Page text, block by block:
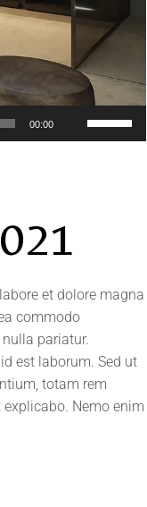
00:00
Up/Down
volume.
et dolore magna
commodo
pariatur.
est laborum. Sed ut
totam rem
Nemo enim